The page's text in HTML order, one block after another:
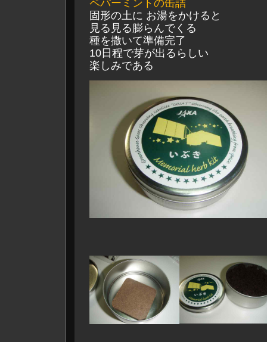
ペパーミントの缶詰
固形の土に お湯をかけると
見る見る膨らんでくる
種を撒いて準備完了
10日程で芽が出るらしい
楽しみである